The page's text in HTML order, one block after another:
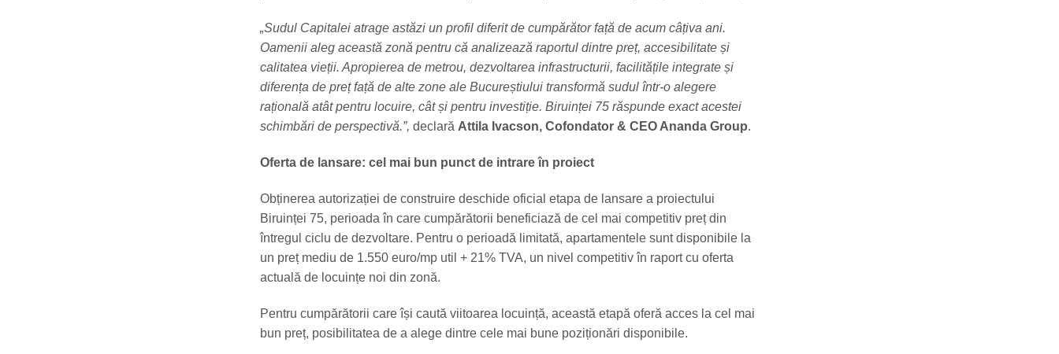
„Sudul Capitalei atrage astăzi un profil diferit de cumpărător față de acum câțiva ani.
Oamenii aleg această zonă pentru că analizează raportul dintre preț, accesibilitate și
calitatea vieții. Apropierea de metrou, dezvoltarea infrastructurii, facilitățile integrate și
diferența de preț față de alte zone ale Bucureștiului transformă sudul într-o alegere
rațională atât pentru locuire, cât și pentru investiție. Biruinței 75 răspunde exact acestei
schimbări de perspectivă.”, declară Attila Ivacson, Cofondator & CEO Ananda Group.
Oferta de lansare: cel mai bun punct de intrare în proiect
Obținerea autorizației de construire deschide oficial etapa de lansare a proiectului
Biruinței 75, perioada în care cumpărătorii beneficiază de cel mai competitiv preț din
întregul ciclu de dezvoltare. Pentru o perioadă limitată, apartamentele sunt disponibile la
un preț mediu de 1.550 euro/mp util + 21% TVA, un nivel competitiv în raport cu oferta
actuală de locuințe noi din zonă.
Pentru cumpărătorii care își caută viitoarea locuință, această etapă oferă acces la cel mai
bun preț, posibilitatea de a alege dintre cele mai bune poziționări disponibile.